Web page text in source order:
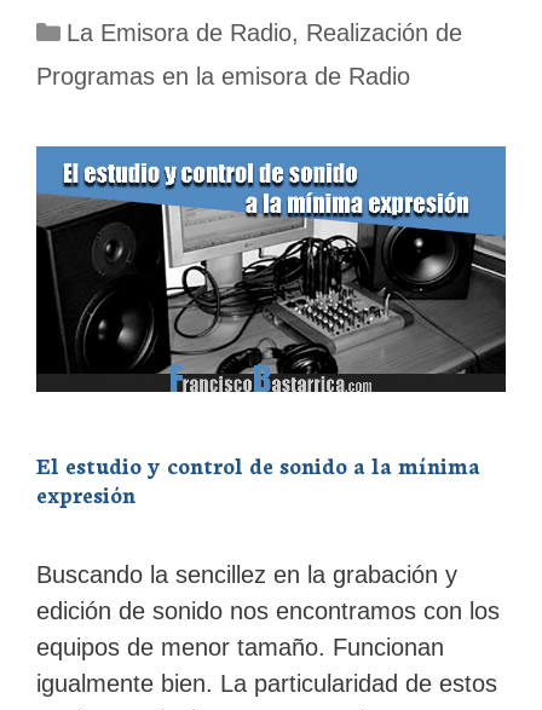
Categorías
La Emisora de Radio, Realización de
Programas en la emisora de Radio
El estudio y control de sonido a la mínima
expresión
Buscando la sencillez en la grabación y
edición de sonido nos encontramos con los
equipos de menor tamaño. Funcionan
igualmente bien. La particularidad de estos